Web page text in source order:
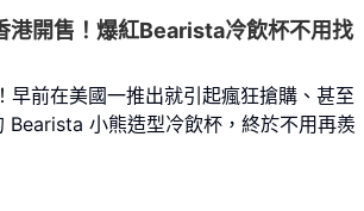
開售！爆紅Bearista冷飲杯不用找
前在美國一推出就引起瘋狂搶購、甚至
Bearista 小熊造型冷飲杯，終於不用再羨